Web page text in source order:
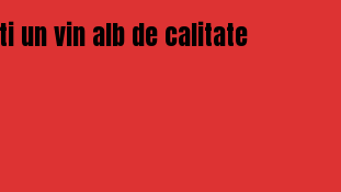
un vin alb de calitate